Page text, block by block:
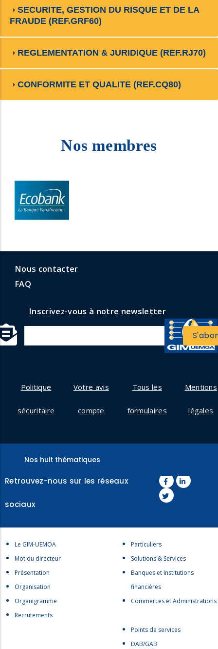
Nos huit thématiques
SECURITE, GESTION DU RISQUE ET DE LA
FRAUDE (REF.GRF60)
REGLEMENTATION & JURIDIQUE (REF.RJ70)
CONFORMITE ET QUALITE (REF.CQ80)
Nos membres
menuNous contacter
FAQ
Inscrivez-vous à notre newsletter
Menu
Politique
sécuritaire
Votre avis
compte
Tous les
formulaires
Mentions
légales
Retrouvez-nous sur les réseaux
sociaux
MenuLe GIM-UEMOA
Mot du directeur
Présentation
Organisation
Organigramme
Recrutements
MenuParticuliers
Solutions & Services
Banques et Institutions
financières
Commerces et Administrations
MenuPoints de services
DAB/GAB